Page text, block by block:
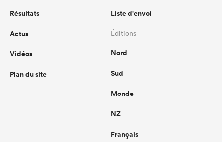
Résultats
Actus
Vidéos
Plan du site
Liste d'envoi
Éditions
Nord
Sud
Monde
NZ
Français